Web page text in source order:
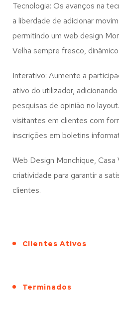
Tecnologia: Os avanços na
a liberdade de adicionar
permitindo um web design
Velha sempre fresco,
Interativo: Aumente a
ativo do utilizador,
pesquisas de opinião no
visitantes em clientes com
inscrições em boletins
Web Design Monchique, Casa
criatividade para garantir a
clientes.
Clientes Ativos
Terminados